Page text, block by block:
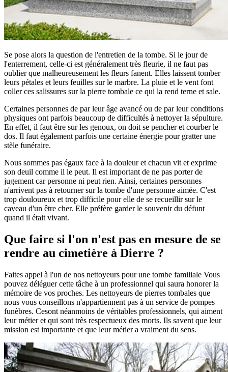
Se pose alors la question de l'entretien de la tombe. Si le jour de
l'enterrement, celle-ci est généralement très fleurie, il ne faut pas
oublier que malheureusement les fleurs fanent. Elles laissent tomber
leurs pétales et leurs feuilles sur le marbre. La pluie et le vent font
coller ces salissures sur la pierre tombale ce qui la rend terne et sale.
Certaines personnes de par leur âge avancé ou de par leur conditions
physiques ont parfois beaucoup de difficultés à nettoyer la sépulture.
En effet, il faut être sur les genoux, on doit se pencher et courber le
dos. Il faut également parfois une certaine énergie pour gratter une
stèle funéraire.
Nous sommes pas égaux face à la douleur et chacun vit et exprime
son deuil comme il le peut. Il est important de ne pas porter de
jugement car personne ni peut rien. Ainsi, certaines personnes
n'arrivent pas à retourner sur la tombe d'une personne aimée. C'est
trop douloureux et trop difficile pour elle de se recueillir sur le
caveau d'un être cher. Elle préfère garder le souvenir du défunt
quand il était vivant.
Que faire si l'on n'est pas en mesure de se
rendre au cimetière à Dierre ?
Faites appel à l'un de nos nettoyeurs pour une tombe familiale Vous
pouvez déléguer cette tâche à un professionnel qui saura honorer la
mémoire de vos proches. Les nettoyeurs de pierres tombales que
nous vous conseillons n'appartiennent pas à un service de pompes
funèbres. Cesont néanmoins de véritables professionnels, qui aiment
leur métier et qui sont très respectueux des morts. Ils savent que leur
mission est importante et que leur métier a vraiment du sens.